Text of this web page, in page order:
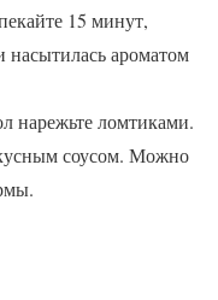
15 минут,
насытилась ароматом
нарежьте ломтиками.
соусом. Можно